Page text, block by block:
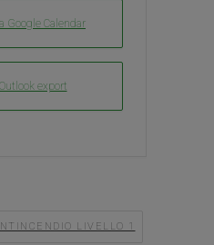
Google Calendar
export
LIVELLO 1